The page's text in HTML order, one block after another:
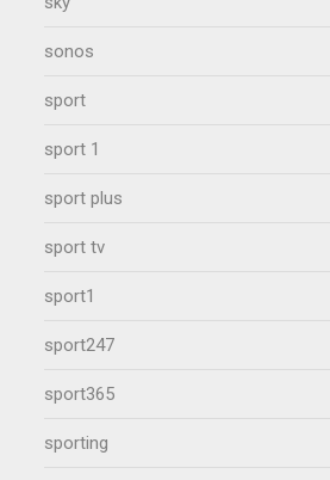
sonos
sport
sport 1
sport plus
sport tv
sport1
sport247
sport365
sporting